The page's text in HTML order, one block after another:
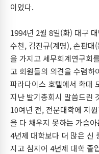
이었다.
1994년 2월 8일(화) 대구
수천, 김진규(계명), 손판대
을 가지고 세무회계연구회
고 회원들의 의견을 수렴
파라다이스 호텔에서 확대
지난 발기총회시 말씀드린
10여년 전, 전문대학에 지
을 다 채우지 못하는 가슴
4년제 대학보다 더 많은 신
지고 심지어 4년제 대학 졸